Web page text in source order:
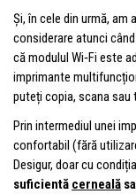
Și, în cele din urmă, am
considerare atunci
că modulul Wi‑Fi este
imprimante
puteți copia, scana
Prin intermediul unei
confortabil (fără
Desigur, doar cu
suficientă cerneală